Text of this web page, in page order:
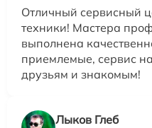
Отличный сервисный
техники! Мастера
выполнена
приемлемые, сервис
друзьям и знакомым!
Лыков Глеб